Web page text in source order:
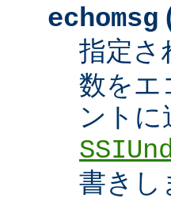
echomsg
指定さ
数をエ
ント
書きし